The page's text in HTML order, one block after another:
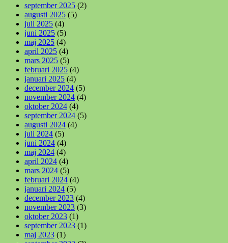
september 2025 (2)
augusti 2025 (5)
juli 2025 (4)
juni 2025 (5)
maj 2025 (4)
april 2025 (4)
mars 2025 (5)
februari 2025 (4)
januari 2025 (4)
december 2024 (5)
november 2024 (4)
oktober 2024 (4)
september 2024 (5)
augusti 2024 (4)
juli 2024 (5)
juni 2024 (4)
maj 2024 (4)
april 2024 (4)
mars 2024 (5)
februari 2024 (4)
januari 2024 (5)
december 2023 (4)
november 2023 (3)
oktober 2023 (1)
september 2023 (1)
maj 2023 (1)